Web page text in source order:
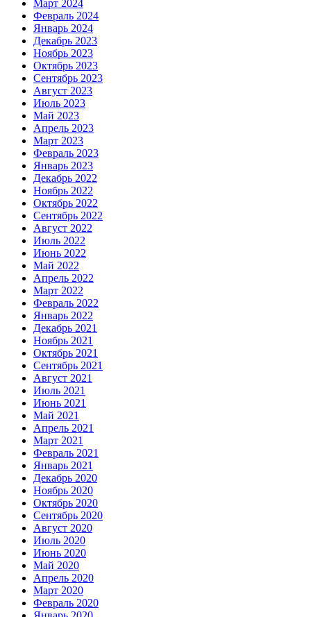
Март 2024
Февраль 2024
Январь 2024
Декабрь 2023
Ноябрь 2023
Октябрь 2023
Сентябрь 2023
Август 2023
Июль 2023
Май 2023
Апрель 2023
Март 2023
Февраль 2023
Январь 2023
Декабрь 2022
Ноябрь 2022
Октябрь 2022
Сентябрь 2022
Август 2022
Июль 2022
Июнь 2022
Май 2022
Апрель 2022
Март 2022
Февраль 2022
Январь 2022
Декабрь 2021
Ноябрь 2021
Октябрь 2021
Сентябрь 2021
Август 2021
Июль 2021
Июнь 2021
Май 2021
Апрель 2021
Март 2021
Февраль 2021
Январь 2021
Декабрь 2020
Ноябрь 2020
Октябрь 2020
Сентябрь 2020
Август 2020
Июль 2020
Июнь 2020
Май 2020
Апрель 2020
Март 2020
Февраль 2020